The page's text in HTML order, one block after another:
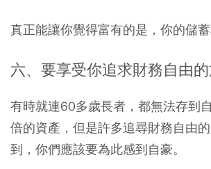
真正能讓你覺得富有的是，你的儲蓄
六、要享受你追求財務自由
有時就連60多歲長者，都無法存到
倍的資產，但是許多追尋財務自由
到，你們應該要為此感到自豪。